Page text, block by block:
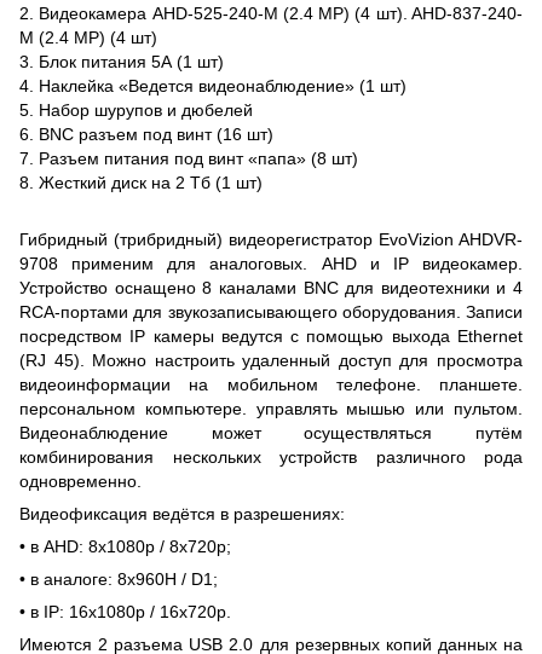
2. Видеокамера AHD-525-240-M (2.4 MP) (4 шт). AHD-837-240-
M (2.4 MP) (4 шт)
3. Блок питания 5А (1 шт)
4. Наклейка «Ведется видеонаблюдение» (1 шт)
5. Набор шурупов и дюбелей
6. BNC разъем под винт (16 шт)
7. Разъем питания под винт «папа» (8 шт)
8. Жесткий диск на 2 Тб (1 шт)
Гибридный (трибридный) видеорегистратор EvoVizion AHDVR-
9708 применим для аналоговых. AHD и IP видеокамер.
Устройство оснащено 8 каналами BNC для видеотехники и 4
RCA-портами для звукозаписывающего оборудования. Записи
посредством IP камеры ведутся с помощью выхода Ethernet
(RJ 45). Можно настроить удаленный доступ для просмотра
видеоинформации на мобильном телефоне. планшете.
персональном компьютере. управлять мышью или пультом.
Видеонаблюдение может осуществляться путём
комбинирования нескольких устройств различного рода
одновременно.
Видеофиксация ведётся в разрешениях:
• в AHD: 8x1080p / 8x720p;
• в аналоге: 8x960H / D1;
• в IP: 16x1080p / 16x720p.
Имеются 2 разъема USB 2.0 для резервных копий данных на